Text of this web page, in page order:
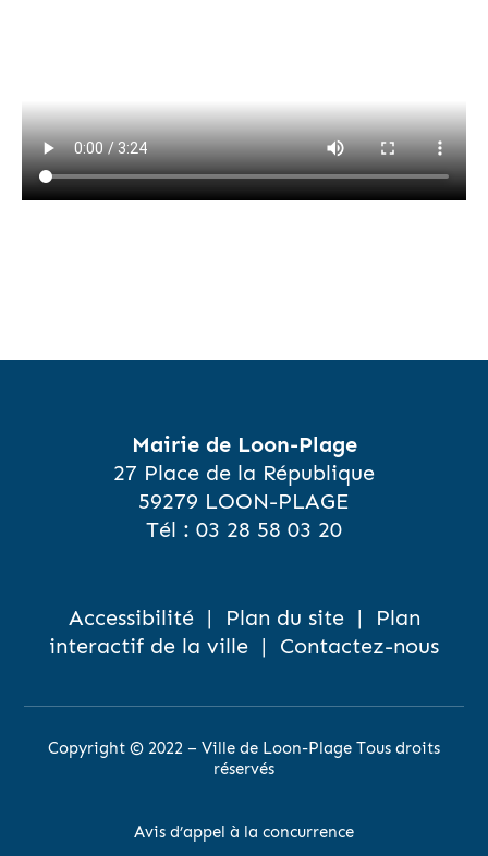
Mairie de Loon-Plage
27 Place de la République
59279 LOON-PLAGE
Tél : 03 28 58 03 20
Accessibilité| Plan du site|
Plan
interactif de la ville | Contactez-nous
Copyright © 2022 – Ville de Loon-Plage Tous droits
réservés
Avis d’appel à la concurrence